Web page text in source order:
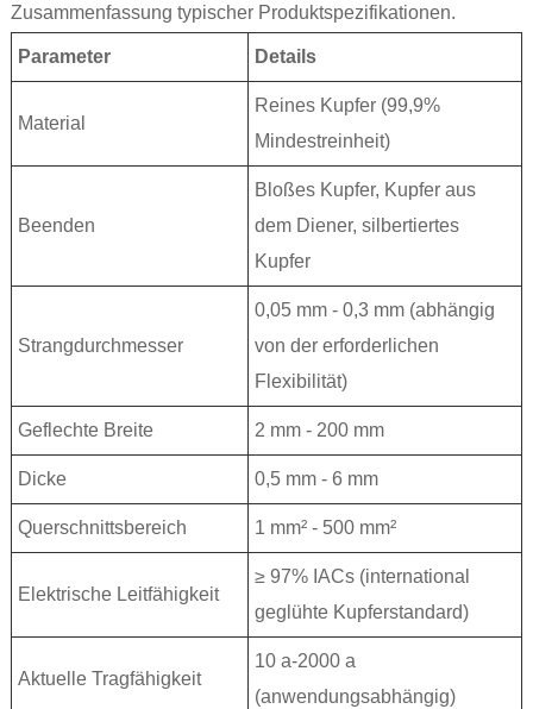
Zusammenfassung typischer Produktspezifikationen.
Parameter Details
Material
Reines Kupfer (99,9%
Mindestreinheit)
Beenden
Bloßes Kupfer, Kupfer aus
dem Diener, silbertiertes
Kupfer
Strangdurchmesser
0,05 mm - 0,3 mm (abhängig
von der erforderlichen
Flexibilität)
Geflechte Breite 2 mm - 200 mm
Dicke 0,5 mm - 6 mm
Querschnittsbereich 1 mm² - 500 mm²
Elektrische Leitfähigkeit
≥ 97% IACs (international
geglühte Kupferstandard)
Aktuelle Tragfähigkeit
10 a-2000 a
(anwendungsabhängig)